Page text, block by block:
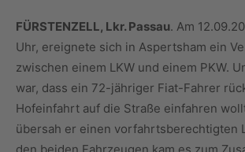
FÜRSTENZELL, Lkr. Passau. Am
Uhr, ereignete sich in Aspertsham ein
zwischen einem LKW und einem PKW.
war, dass ein 72-jähriger Fiat-Fahrer
Hofeinfahrt auf die Straße einfahren
übersah er einen vorfahrtsberechtigten